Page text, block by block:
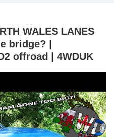
WALES LANES
bridge? |
offroad | 4WDUK